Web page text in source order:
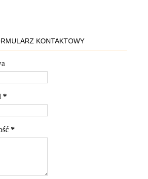
KONTAKTOWY
*
*